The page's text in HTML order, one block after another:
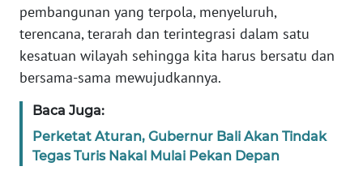
pembangunan yang terpola, menyeluruh,
terencana, terarah dan terintegrasi dalam satu
kesatuan wilayah sehingga kita harus bersatu dan
bersama-sama mewujudkannya.
Baca Juga:
Perketat Aturan, Gubernur Bali Akan Tindak
Tegas Turis Nakal Mulai Pekan Depan
KEPRI
WN
WN
PAPUA
BARAT